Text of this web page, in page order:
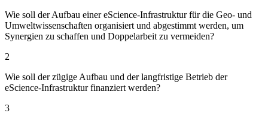
Wie soll der Aufbau einer eScience-Infrastruktur für die Geo- und
Umweltwissenschaften organisiert und abgestimmt werden, um
Synergien zu schaffen und Doppelarbeit zu vermeiden?
2
Wie soll der zügige Aufbau und der langfristige Betrieb der
eScience-Infrastruktur finanziert werden?
3